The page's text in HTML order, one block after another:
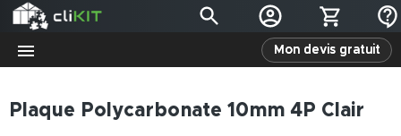
Mon devis gratuit
Plaque Polycarbonate 10mm 4P Clair